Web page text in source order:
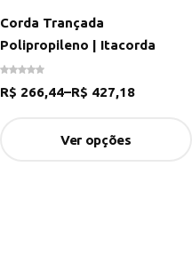
Corda Trançada
Polipropileno | Itacorda
R$ 266,44–R$ 427,18
Ver opções